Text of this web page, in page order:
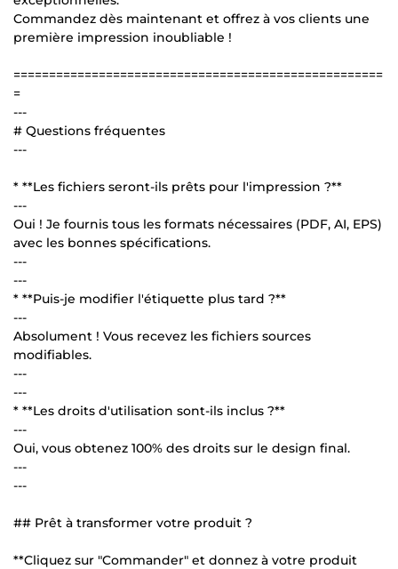
Commandez dès maintenant et offrez à vos clients une
première impression inoubliable !
====================================================
=
---
# Questions fréquentes
---
* **Les fichiers seront-ils prêts pour l'impression ?**
---
Oui ! Je fournis tous les formats nécessaires (PDF, AI, EPS)
avec les bonnes spécifications.
---
---
* **Puis-je modifier l'étiquette plus tard ?**
---
Absolument ! Vous recevez les fichiers sources
modifiables.
---
---
* **Les droits d'utilisation sont-ils inclus ?**
---
Oui, vous obtenez 100% des droits sur le design final.
---
---
## Prêt à transformer votre produit ?
**Cliquez sur "Commander" et donnez à votre produit